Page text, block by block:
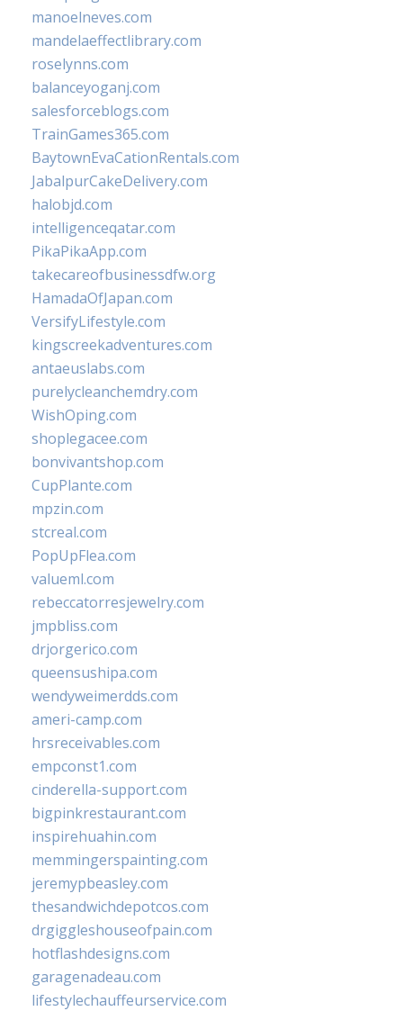
manoelneves.com
mandelaeffectlibrary.com
roselynns.com
balanceyoganj.com
salesforceblogs.com
TrainGames365.com
BaytownEvaCationRentals.com
JabalpurCakeDelivery.com
halobjd.com
intelligenceqatar.com
PikaPikaApp.com
takecareofbusinessdfw.org
HamadaOfJapan.com
VersifyLifestyle.com
kingscreekadventures.com
antaeuslabs.com
purelycleanchemdry.com
WishOping.com
shoplegacee.com
bonvivantshop.com
CupPlante.com
mpzin.com
stcreal.com
PopUpFlea.com
valueml.com
rebeccatorresjewelry.com
jmpbliss.com
drjorgerico.com
queensushipa.com
wendyweimerdds.com
ameri-camp.com
hrsreceivables.com
empconst1.com
cinderella-support.com
bigpinkrestaurant.com
inspirehuahin.com
memmingerspainting.com
jeremypbeasley.com
thesandwichdepotcos.com
drgiggleshouseofpain.com
hotflashdesigns.com
garagenadeau.com
lifestylechauffeurservice.com